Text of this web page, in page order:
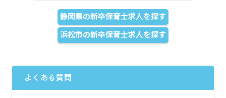
静岡県の新卒保育士求人を探す
浜松市の新卒保育士求人を探す
よくある質問